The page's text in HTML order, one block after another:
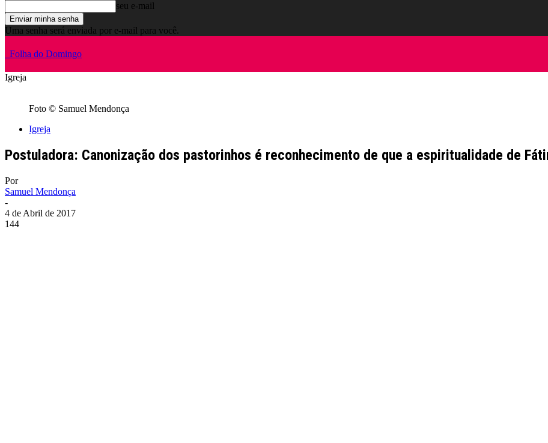
seu e-mail
Uma senha será enviada por e-mail para você.
Folha do Domingo
Igreja
Foto © Samuel Mendonça
Igreja
Postuladora: Canonização dos pastorinhos é reconhecimento de que a espiritualidade de
Por
Samuel Mendonça
-
4 de Abril de 2017
144